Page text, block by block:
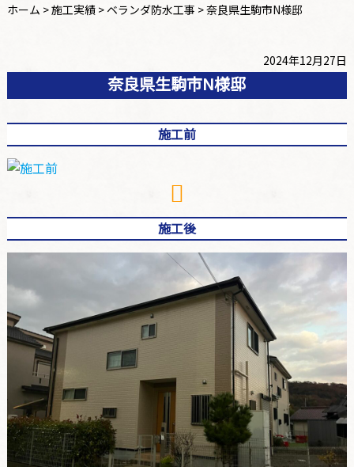
ホーム >施工実績> ベランダ防水工事 >奈良県生駒市N様邸
2024年12月27日
奈良県生駒市N様邸
施工前
施工後